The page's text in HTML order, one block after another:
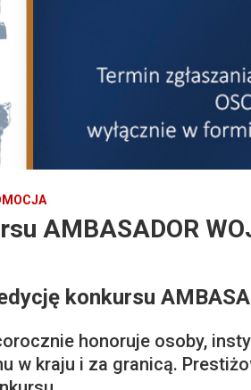
AMBASADOR
konkursu
honoruje osoby,
w kraju i za granicą.